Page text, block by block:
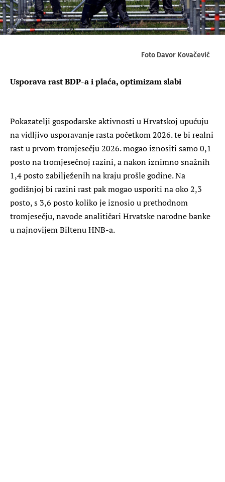
Foto Davor Kovačević
Usporava rast BDP-a i plaća, optimizam slabi
Pokazatelji gospodarske aktivnosti u Hrvatskoj upućuju
na vidljivo usporavanje rasta početkom 2026. te bi realni
rast u prvom tromjesečju 2026. mogao iznositi samo 0,1
posto na tromjesečnoj razini, a nakon iznimno snažnih
1,4 posto zabilježenih na kraju prošle godine. Na
godišnjoj bi razini rast pak mogao usporiti na oko 2,3
posto, s 3,6 posto koliko je iznosio u prethodnom
tromjesečju, navode analitičari Hrvatske narodne banke
u najnovijem Biltenu HNB-a.